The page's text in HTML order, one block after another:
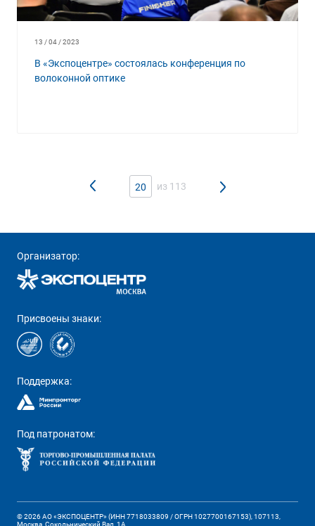
13 / 04 / 2023
В «Экспоцентре» состоялась конференция по
волоконной оптике
20 из 113
Организатор:
Присвоены знаки:
Поддержка:
Под патронатом:
© 2026 АО «ЭКСПОЦЕНТР» (ИНН 7718033809 / ОГРН 1027700167153), 107113,
Москва, Сокольнический Вал, 1А